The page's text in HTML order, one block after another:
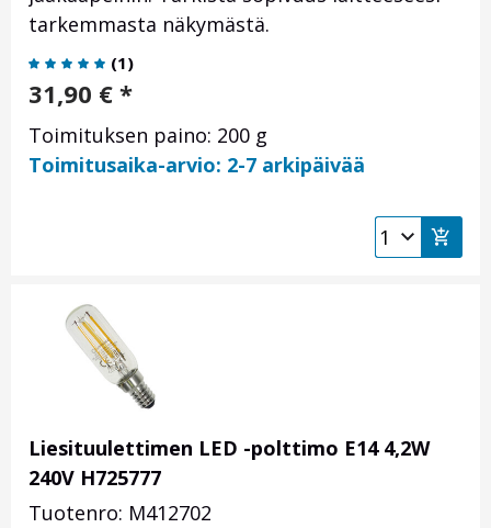
tarkemmasta näkymästä.
(1)
31,90 € *
Toimituksen paino: 200 g
Toimitusaika-arvio: 2-7 arkipäivää
Liesituulettimen LED -polttimo E14 4,2W
240V H725777
Tuotenro: M412702